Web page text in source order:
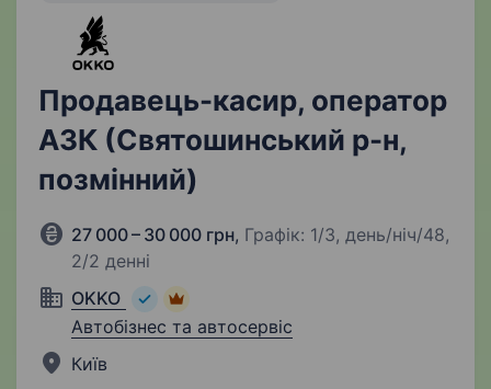
Продавець-касир, оператор
АЗК (Святошинський р-н,
позмінний)
27 000 – 30 000 грн, Графік: 1/3, день/ніч/48,
2/2 денні
OKKO
Автобізнес та автосервіс
Київ